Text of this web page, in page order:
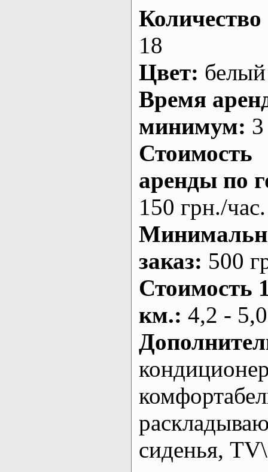
Количество
18
Цвет: белый
Время
минимум:
Стоимость
аренды по
150 грн./час.
заказ: 500
Стоимость
км.: 4,2 -
сиденья,